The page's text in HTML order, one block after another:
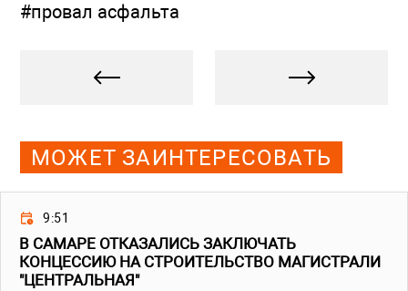
#провал асфальта
МОЖЕТ ЗАИНТЕРЕСОВАТЬ
9:51
В САМАРЕ ОТКАЗАЛИСЬ ЗАКЛЮЧАТЬ
КОНЦЕССИЮ НА СТРОИТЕЛЬСТВО МАГИСТРАЛИ
"ЦЕНТРАЛЬНАЯ"